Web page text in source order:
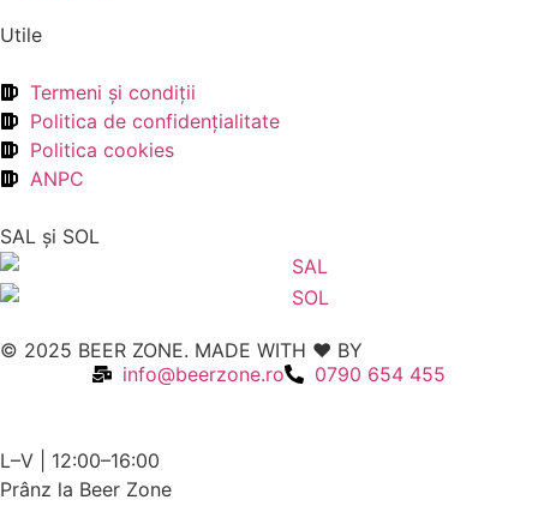
Utile
Termeni şi condiţii
Politica de confidenţialitate
Politica cookies
ANPC
SAL şi SOL
© 2025 BEER ZONE. MADE WITH ❤️ BY
info@beerzone.ro
0790 654 455
L–V | 12:00–16:00
Prânz la Beer Zone